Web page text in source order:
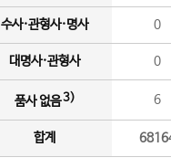
수사·관형사·명사 0
대명사·관형사 0
품사 없음3) 6
합계